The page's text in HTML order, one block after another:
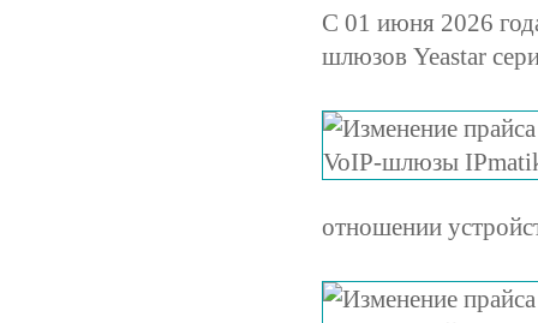
C 01 июня 2026
шлюзов Yeastar
отношении